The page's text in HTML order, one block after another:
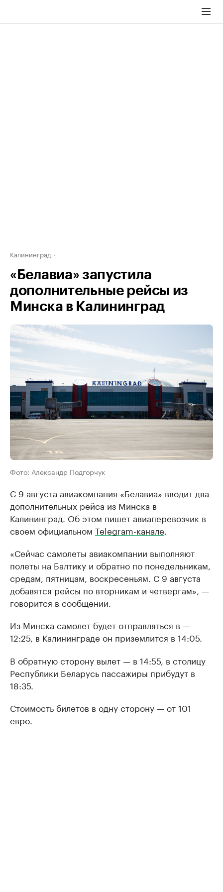
Калининград
«Белавиа» запустила
дополнительные рейсы из
Минска в Калининград
Фото: Александр Подгорчук
С 9 августа авиакомпания «Белавиа» вводит два
дополнительных рейса из Минска в
Калининград. Об этом пишет авиаперевозчик в
своем официальном Telegram-канале
«Сейчас самолеты авиакомпании выполняют
полеты на Балтику и обратно по понедельникам,
средам, пятницам, воскресеньям. С 9 августа
добавятся рейсы по вторникам и четвергам», —
говорится в сообщении.
Из Минска самолет будет отправляться в —
12:25, в Калининграде он приземлится в 14:05.
В обратную сторону вылет — в 14:55, в столицу
Республики Беларусь пассажиры прибудут в
18:35.
Стоимость билетов в одну сторону — от 101
евро.